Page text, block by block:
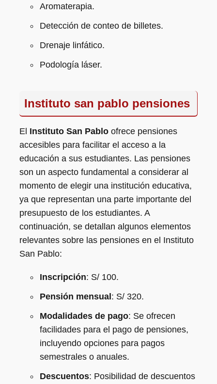
Aromaterapia.
Detección de conteo de billetes.
Drenaje linfático.
Podología láser.
Instituto san pablo pensiones
El Instituto San Pablo ofrece pensiones
accesibles para facilitar el acceso a la
educación a sus estudiantes. Las pensiones
son un aspecto fundamental a considerar al
momento de elegir una institución educativa,
ya que representan una parte importante del
presupuesto de los estudiantes. A
continuación, se detallan algunos elementos
relevantes sobre las pensiones en el Instituto
San Pablo:
Inscripción: S/ 100.
Pensión mensual: S/ 320.
Modalidades de pago: Se ofrecen
facilidades para el pago de pensiones,
incluyendo opciones para pagos
semestrales o anuales.
Descuentos: Posibilidad de descuentos